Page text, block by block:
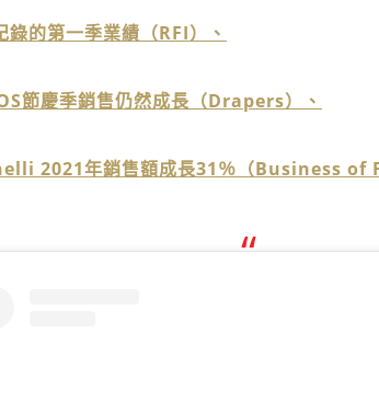
的第一季業績（RFI）、
節慶季銷售仍然成長（Drapers）、
2021年銷售額成長31％（Business of